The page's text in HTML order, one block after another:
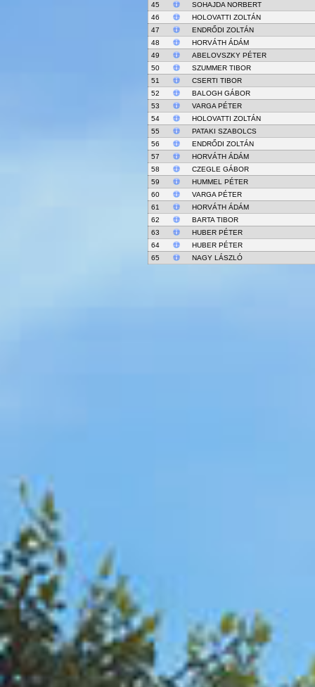
45
SOHAJDA NORBERT
46
HOLOVATTI ZOLTÁN
47
ENDRŐDI ZOLTÁN
48
HORVÁTH ÁDÁM
49
ABELOVSZKY PÉTER
50
SZUMMER TIBOR
51
CSERTI TIBOR
52
BALOGH GÁBOR
53
VARGA PÉTER
54
HOLOVATTI ZOLTÁN
55
PATAKI SZABOLCS
56
ENDRŐDI ZOLTÁN
57
HORVÁTH ÁDÁM
58
CZEGLE GÁBOR
59
HUMMEL PÉTER
60
VARGA PÉTER
61
HORVÁTH ÁDÁM
62
BARTA TIBOR
63
HUBER PÉTER
64
HUBER PÉTER
65
NAGY LÁSZLÓ